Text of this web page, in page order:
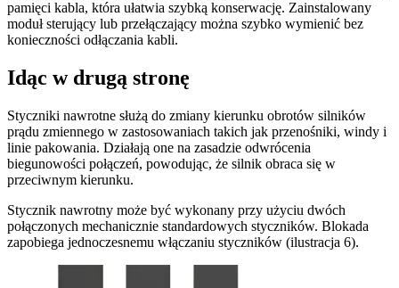
pamięci kabla, która ułatwia szybką konserwację. Zainstalowany
moduł sterujący lub przełączający można szybko wymienić bez
konieczności odłączania kabli.
Idąc w drugą stronę
Styczniki nawrotne służą do zmiany kierunku obrotów silników
prądu zmiennego w zastosowaniach takich jak przenośniki, windy i
linie pakowania. Działają one na zasadzie odwrócenia
biegunowości połączeń, powodując, że silnik obraca się w
przeciwnym kierunku.
Stycznik nawrotny może być wykonany przy użyciu dwóch
połączonych mechanicznie standardowych styczników. Blokada
zapobiega jednoczesnemu włączaniu styczników (ilustracja 6).